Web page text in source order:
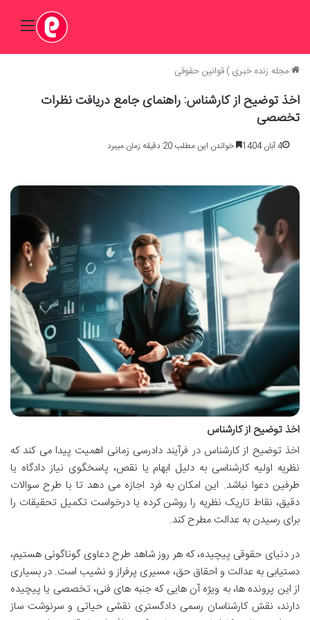
مجله زنده خبری)قوانین حقوقی
اخذ توضیح از کارشناس: راهنمای جامع دریافت نظرات
تخصصی
4 آبان 1404 خواندن این مطلب 20 دقیقه زمان میبرد
اخذ توضیح از کارشناس
اخذ توضیح از کارشناس در فرآیند دادرسی زمانی اهمیت پیدا می کند که
نظریه اولیه کارشناسی به دلیل ابهام یا نقص، پاسخگوی نیاز دادگاه یا
طرفین دعوا نباشد. این امکان به فرد اجازه می دهد تا با طرح سوالات
دقیق، نقاط تاریک نظریه را روشن کرده یا درخواست تکمیل تحقیقات را
برای رسیدن به عدالت مطرح کند.
در دنیای حقوقی پیچیده، که هر روز شاهد طرح دعاوی گوناگونی هستیم،
دستیابی به عدالت و احقاق حق، مسیری پرفراز و نشیب است. در بسیاری
از این پرونده ها، به ویژه آن هایی که جنبه های فنی، تخصصی یا پیچیده
دارند، نقش کارشناسان رسمی دادگستری نقشی حیاتی و سرنوشت ساز